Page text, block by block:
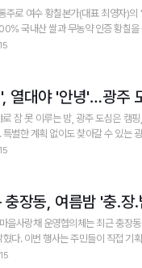
주로 여수 황칠본가(대표 최영자)
국내산 쌀과 무농약 인증 황칠
열대야 '안녕'…광주
잠 못 이루는 밤, 광주 도심은 캠
별한 계획 없이도 찾아갈 수 있는
충장동, 여름밤 '충.장
을사랑채 운영협의체는 최근 충장
장.밤’을 성공적으로 개최했다고 밝혔다. 이번 행